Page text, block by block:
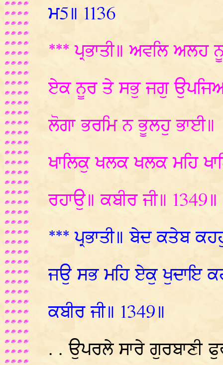
ਮ5॥ 1136
*** ਪ੍ਰਭਾਤੀ॥ ਅਵਲਿ
ਏਕ ਨੂਰ ਤੇ ਸਭੁ ਜਗੁ
ਲੋਗਾ ਭਰਮਿ ਨ ਭੂਲਹੁ ਭਾਈ॥
ਖਾਲਿਕੁ ਖਲਕ ਖਲਕ ਮਹਿ
ਰਹਾਉ॥ ਕਬੀਰ ਜੀ॥ 1349॥
*** ਪ੍ਰਭਾਤੀ॥ ਬੇਦ ਕਤੇਬ
ਜਉ ਸਭ ਮਹਿ ਏਕੁ ਖੁਦਾਇ
ਕਬੀਰ ਜੀ॥ 1349॥
. . ਉਪਰਲੇ ਸਾਰੇ ਗੁਰਬਾਣੀ